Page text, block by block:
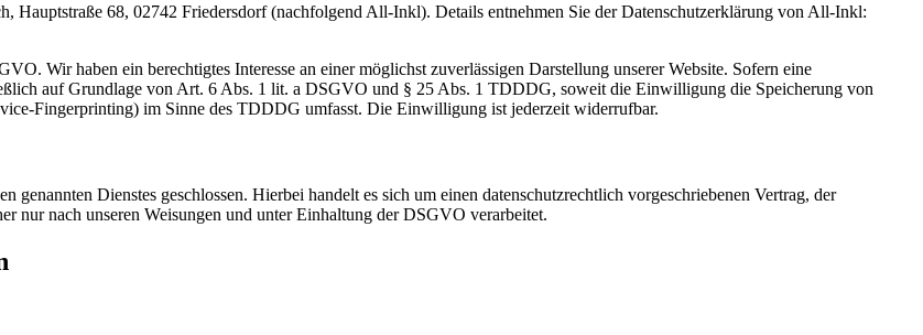
68, 02742 Friedersdorf (nachfolgend All-Inkl). Details entnehmen Sie der Datenschutzerklärung von All-Inkl:
Wir haben ein berechtigtes Interesse an einer möglichst zuverlässigen Darstellung unserer Website. Sofern eine
auf Grundlage von Art. 6 Abs. 1 lit. a DSGVO und § 25 Abs. 1 TDDDG, soweit die Einwilligung die Speicherung von
Fingerprinting) im Sinne des TDDDG umfasst. Die Einwilligung ist jederzeit widerrufbar.
Dienstes geschlossen. Hierbei handelt es sich um einen datenschutzrechtlich vorgeschriebenen Vertrag, der
nur nach unseren Weisungen und unter Einhaltung der DSGVO verarbeitet.